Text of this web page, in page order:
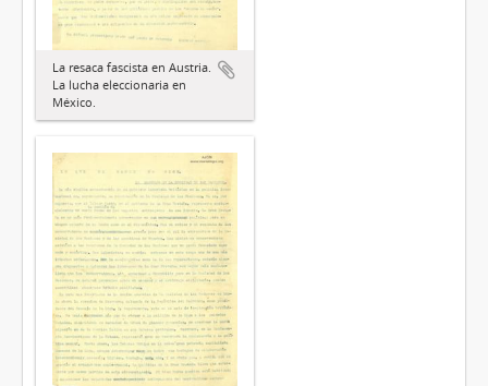
La resaca fascista en Austria.
La lucha eleccionaria en
México.